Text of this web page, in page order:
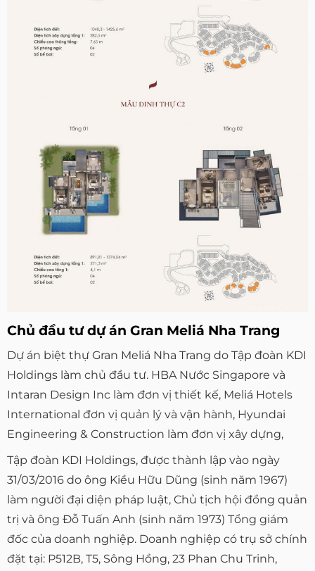
Chủ đầu tư dự án Gran Meliá Nha Trang
Dự án biệt thự Gran Meliá Nha Trang do Tập đoàn KDI
Holdings làm chủ đầu tư. HBA Nước Singapore và
Intaran Design Inc làm đơn vị thiết kế, Meliá Hotels
International đơn vị quản lý và vận hành, Hyundai
Engineering & Construction làm đơn vị xây dựng,
Tập đoàn KDI Holdings, được thành lập vào ngày
31/03/2016 do ông Kiều Hữu Dũng (sinh năm 1967)
làm người đại diện pháp luật, Chủ tịch hội đồng quản
trị và ông Đỗ Tuấn Anh (sinh năm 1973) Tổng giám
đốc của doanh nghiệp. Doanh nghiệp có trụ sở chính
đặt tại: P512B, T5, Sông Hồng, 23 Phan Chu Trinh,